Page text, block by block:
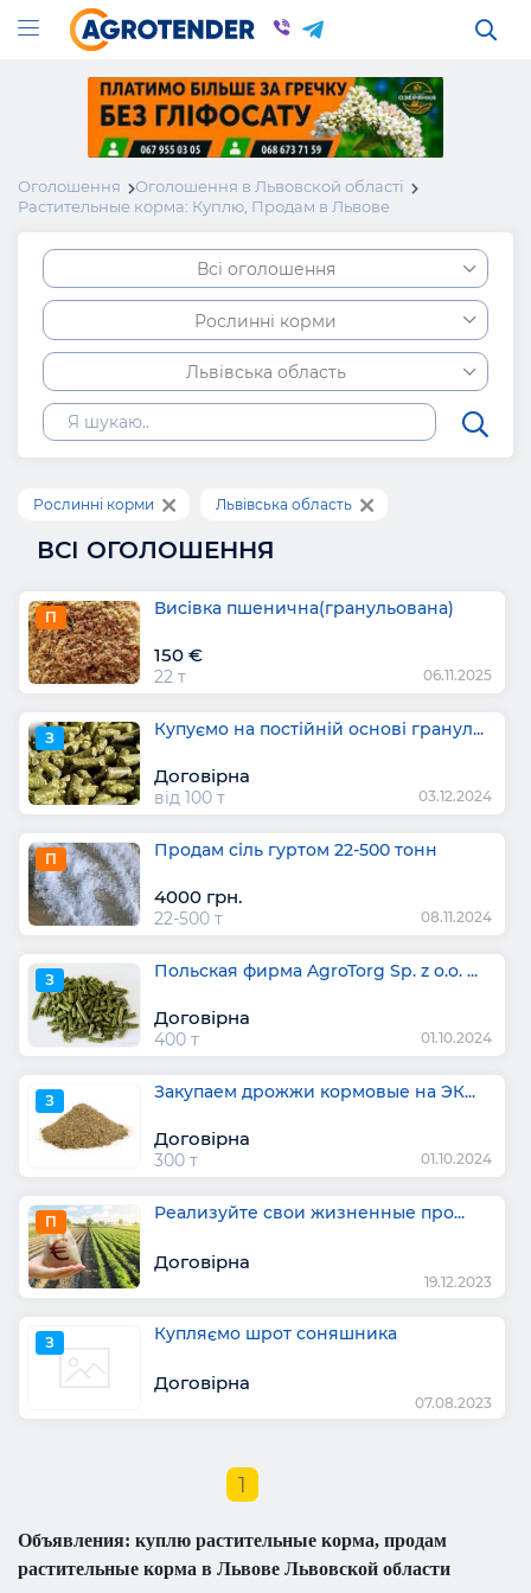
Оголошення
Оголошення в Львовской області
Растительные корма: Куплю, Продам в Львове
Всі оголошення
Рослинні корми
Львівська область
Рослинні корми Львівська область
ВСІ ОГОЛОШЕННЯ
П Висівка пшенична(гранульована)
150 €
22 т 06.11.2025
З Купуємо на постійній основі гранул...
Договірна
від 100 т 03.12.2024
П Продам сіль гуртом 22-500 тонн
4000 грн.
22-500 т 08.11.2024
З Польская фирма AgroTorg Sp. z o.o. ...
Договірна
400 т 01.10.2024
З Закупаем дрожжи кормовые на ЭК...
Договірна
300 т 01.10.2024
П Реализуйте свои жизненные про...
Договірна
19.12.2023
З Купляємо шрот соняшника
Договірна
07.08.2023
1
Объявления: куплю растительные корма, продам
растительные корма в Львове Львовской области